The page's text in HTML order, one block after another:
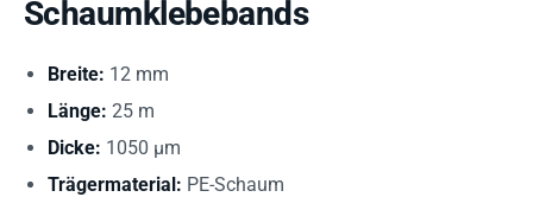
Schaumklebebands
Breite: 12 mm
Länge: 25 m
Dicke: 1050 µm
Trägermaterial: PE-Schaum